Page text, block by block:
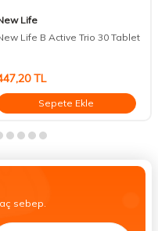
Life
Life B Active Trio 30 Tablet
TL
Sepete Ekle
sebep.